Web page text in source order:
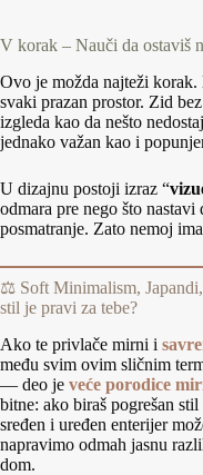
V korak – Nauči da ostaviš
Ovo je možda najteži
svaki prazan prostor. Zid
izgleda kao da nešto
jednako važan kao i
U dizajnu postoji izraz “
odmara pre nego što
posmatranje. Zato nemoj
⚖️ Soft Minimalism,
stil je pravi za tebe?
Ako te privlače mirni i
među svim ovim sličnim
— deo je veće porodice
bitne: ako biraš pogrešan
sređen i uređen enterijer
napravimo odmah jasnu
dom.